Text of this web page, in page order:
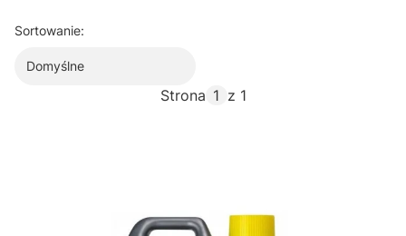
Lista produktów
Sortowanie:
Domyślne
Strona z 1